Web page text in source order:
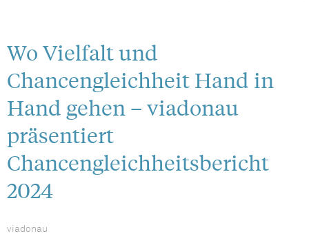
Wo Vielfalt und
Chancengleichheit Hand in
Hand gehen – viadonau
präsentiert
Chancengleichheitsbericht
2024
viadonau